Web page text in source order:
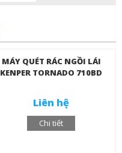
MÁY QUÉT RÁC NGỒI LÁI
KENPER TORNADO 710BD
Liên hệ
Chi tiết